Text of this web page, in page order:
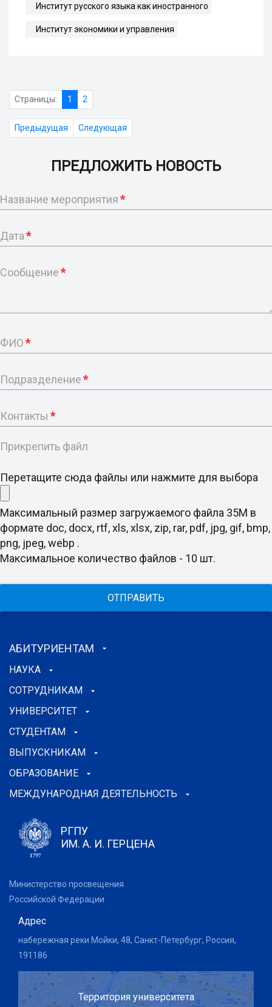
Институт русского языка как иностранного
Институт экономики и управления
Страницы: 1 2
Предыдущая Следующая
ПРЕДЛОЖИТЬ НОВОСТЬ
Название мероприятия*
Дата*
Сообщение*
ФИО*
Подразделение*
Контакты *
Прикрепить файл
Перетащите сюда файлы или нажмите для выбора
Максимальный размер загружаемого файла 35M в
формате doc, docx, rtf, xls, xlsx, zip, rar, pdf, jpg, gif, bmp,
png, jpeg, webp .
Максимальное количество файлов - 10 шт.
ОТПРАВИТЬ
АБИТУРИЕНТАМ
НАУКА
СОТРУДНИКАМ
УНИВЕРСИТЕТ
СТУДЕНТАМ
ВЫПУСКНИКАМ
ОБРАЗОВАНИЕ
МЕЖДУНАРОДНАЯ ДЕЯТЕЛЬНОСТЬ
РГПУ
ИМ. А. И. ГЕРЦЕНА
Министерство просвещения
Российской Федерации
Адрес
набережная реки Мойки, 48, Санкт-Петербург, Россия,
191186
Территория университета